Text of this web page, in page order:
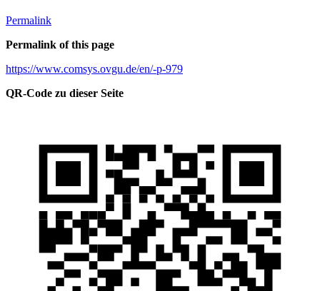
Permalink
Permalink of this page
https://www.comsys.ovgu.de/en/-p-979
QR-Code zu dieser Seite